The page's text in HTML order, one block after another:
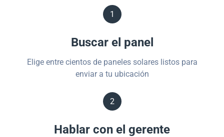
1
Buscar el panel
Elige entre cientos de paneles solares listos para
enviar a tu ubicación
2
Hablar con el gerente